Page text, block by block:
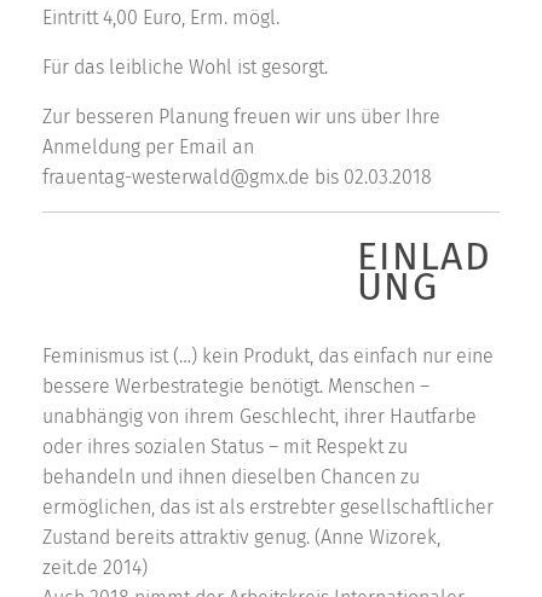
Eintritt 4,00 Euro, Erm. mögl.
Für das leibliche Wohl ist gesorgt.
Zur besseren Planung freuen wir uns über Ihre
Anmeldung per Email an
frauentag-westerwald@gmx.de bis 02.03.2018
EINLAD
UNG
Feminismus ist (…) kein Produkt, das einfach nur eine
bessere Werbestrategie benötigt. Menschen –
unabhängig von ihrem Geschlecht, ihrer Hautfarbe
oder ihres sozialen Status – mit Respekt zu
behandeln und ihnen dieselben Chancen zu
ermöglichen, das ist als erstrebter gesellschaftlicher
Zustand bereits attraktiv genug. (Anne Wizorek,
zeit.de 2014)